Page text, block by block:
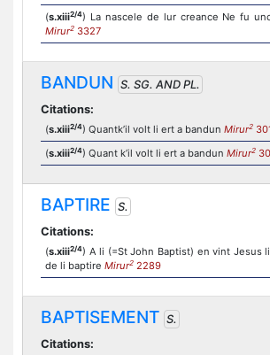
(s.xiii2/4) La nascele de lur creance Ne fu
Mirur2 3327
BANDUN S. SG. AND PL.
Citations:
(s.xiii2/4) Quantk’il volt li ert a bandun Mirur2
(s.xiii2/4) Quant k’il volt li ert a bandun Mirur2
BAPTIRE S.
Citations:
(s.xiii2/4) A li (=St John Baptist) en vint Jesus
de li baptire Mirur2 2289
BAPTISEMENT S.
Citations: